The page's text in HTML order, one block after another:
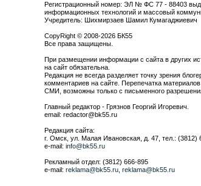
Регистрационный номер: ЭЛ № ФС 77 - 88403
информационных технологий и массовый
Учредитель: Шихмирзаев Шамил Кумагаджиевич
CopyRight © 2008-2026 БК55
Все права защищены.
При размещении информации с сайта в других
на сайт обязательна.
Редакция не всегда разделяет точку зрения
комментариев на сайте. Перепечатка
СМИ, возможны только с письменного
Главный редактор - Грязнов Георгий Игоревич.
email: redactor@bk55.ru
Редакция сайта:
г. Омск, ул. Малая Ивановская, д. 47, тел.: (3812)
e-mail: info@bk55.ru
Рекламный отдел: (3812) 666-895
e-mail: reklama@bk55.ru reklama@bk55.ru